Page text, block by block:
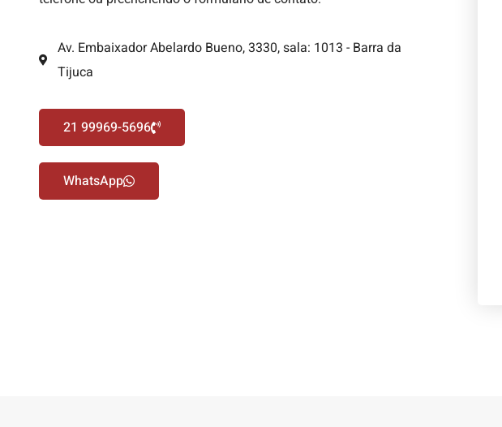
Av. Embaixador Abelardo Bueno, 3330, sala: 1013 - Barra da
Tijuca
21 99969-5696
WhatsApp